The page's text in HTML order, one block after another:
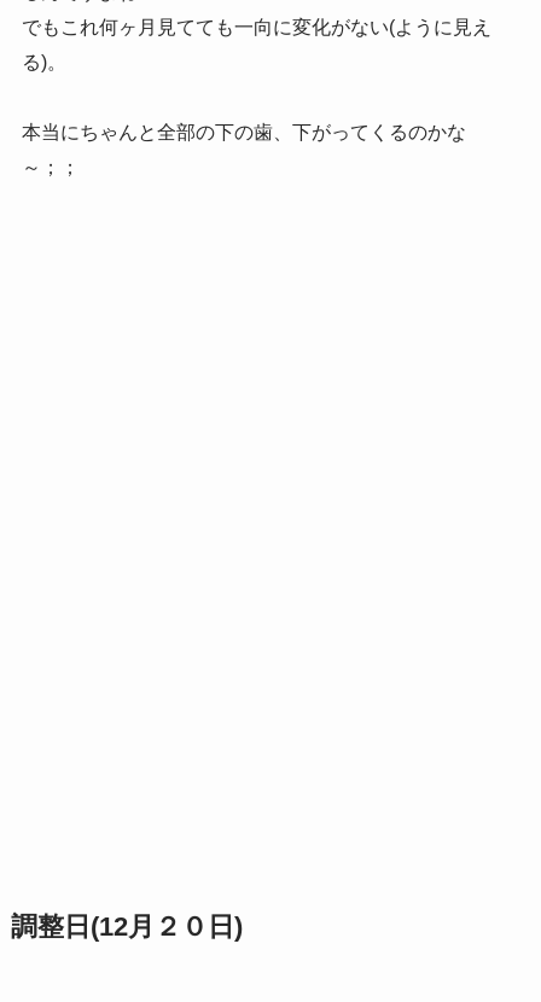
でもこれ何ヶ月見てても一向に変化がない(ように見え
る)。
本当にちゃんと全部の下の歯、下がってくるのかな
～；；
調整日(12月２０日)